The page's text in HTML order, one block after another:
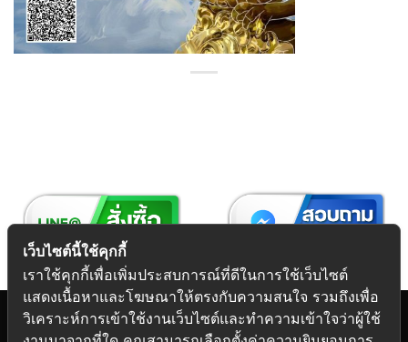
เว็บไซต์นี้ใช้คุกกี้
เราใช้คุกกี้เพื่อเพิ่มประสบการณ์ที่ดีในการใช้เว็บไซต์
แสดงเนื้อหาและโฆษณาให้ตรงกับความสนใจ รวมถึงเพื่อ
วิเคราะห์การเข้าใช้งานเว็บไซต์และทำความเข้าใจว่าผู้ใช้